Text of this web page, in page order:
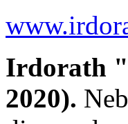
Irdorath
2020).